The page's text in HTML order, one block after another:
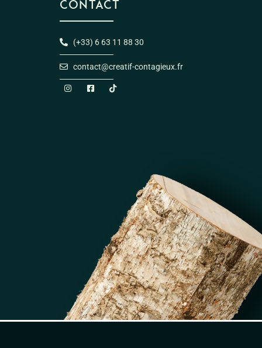
CONTACT
(+33) 6 63 11 88 30
contact@creatif-contagieux.fr